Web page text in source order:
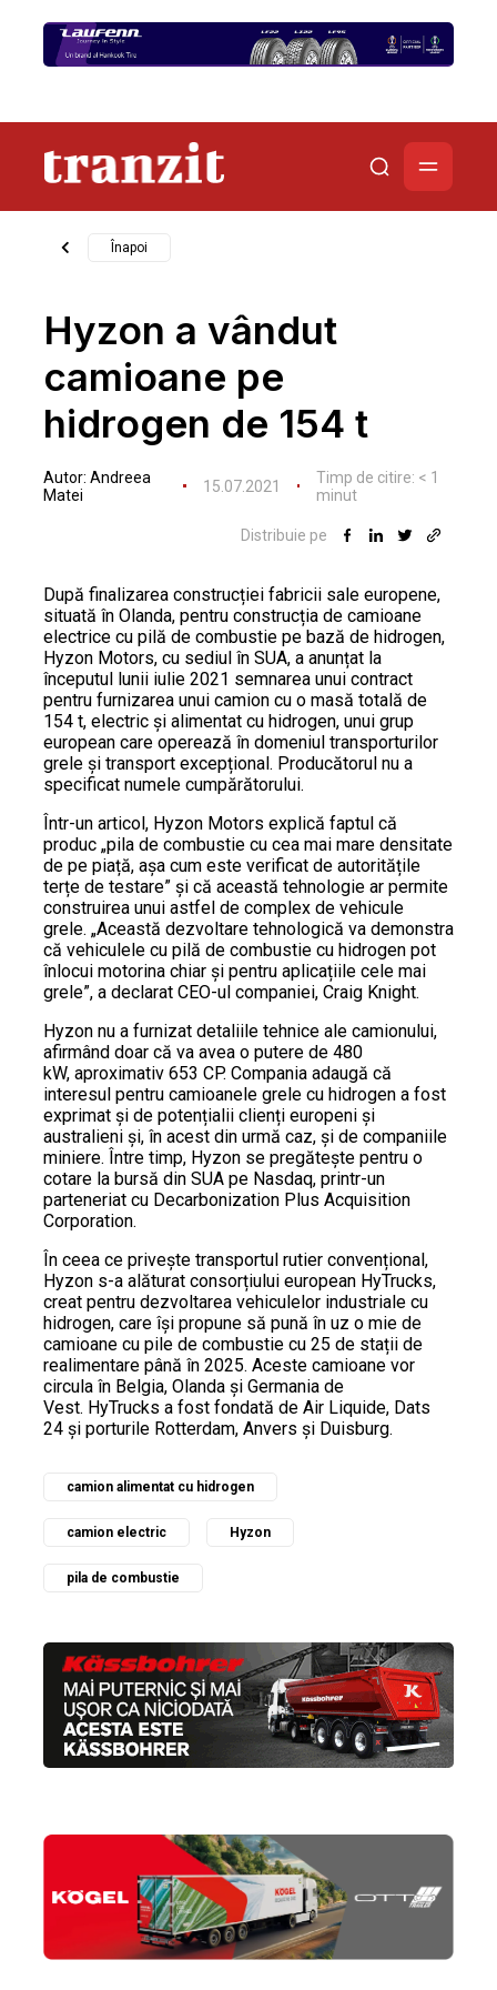
Înapoi
Hyzon a vândut
camioane pe
hidrogen de 154 t
Autor: Andreea
Matei
15.07.2021 Timp de citire: < 1
minut
Distribuie pe
După finalizarea construcției fabricii sale europene,
situată în Olanda, pentru construcția de camioane
electrice cu pilă de combustie pe bază de hidrogen,
Hyzon Motors, cu sediul în SUA, a anunțat la
începutul lunii iulie 2021 semnarea unui contract
pentru furnizarea unui camion cu o masă totală de
154 t, electric și alimentat cu hidrogen, unui grup
european care operează în domeniul transporturilor
grele și transport excepțional. Producătorul nu a
specificat numele cumpărătorului.
Într-un articol, Hyzon Motors explică faptul că
produc „pila de combustie cu cea mai mare densitate
de pe piață, așa cum este verificat de autoritățile
terțe de testare” și că această tehnologie ar permite
construirea unui astfel de complex de vehicule
grele. „Această dezvoltare tehnologică va demonstra
că vehiculele cu pilă de combustie cu hidrogen pot
înlocui motorina chiar și pentru aplicațiile cele mai
grele”, a declarat CEO-ul companiei, Craig Knight.
Hyzon nu a furnizat detaliile tehnice ale camionului,
afirmând doar că va avea o putere de 480
kW, aproximativ 653 CP. Compania adaugă că
interesul pentru camioanele grele cu hidrogen a fost
exprimat și de potențialii clienți europeni și
australieni și, în acest din urmă caz, și de companiile
miniere. Între timp, Hyzon se pregătește pentru o
cotare la bursă din SUA pe Nasdaq, printr-un
parteneriat cu Decarbonization Plus Acquisition
Corporation.
În ceea ce privește transportul rutier convențional,
Hyzon s-a alăturat consorțiului european HyTrucks,
creat pentru dezvoltarea vehiculelor industriale cu
hidrogen, care își propune să pună în uz o mie de
camioane cu pile de combustie cu 25 de stații de
realimentare până în 2025. Aceste camioane vor
circula în Belgia, Olanda și Germania de
Vest. HyTrucks a fost fondată de Air Liquide, Dats
24 și porturile Rotterdam, Anvers și Duisburg.
camion alimentat cu hidrogen
camion electric Hyzon
pila de combustie